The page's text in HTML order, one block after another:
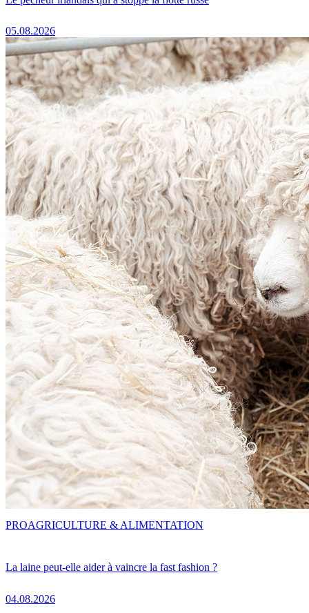
05.08.2026
La laine peut-elle aider à vaincre la fast fashion ?
04.08.2026
PROAGRICULTURE & ALIMENTATION